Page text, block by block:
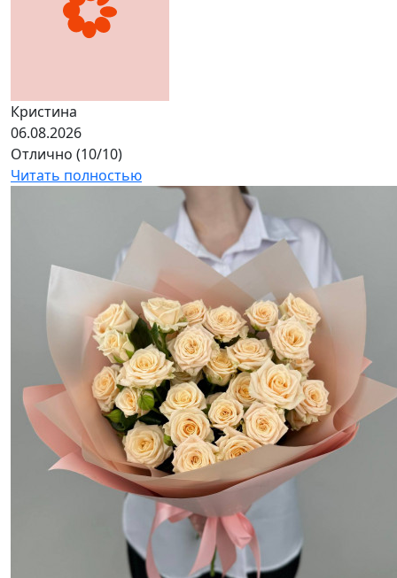
Кристина
06.08.2026
Отлично (10/10)
Читать полностью